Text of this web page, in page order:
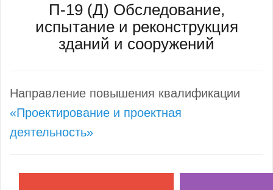
П-19 (Д) Обследование,
испытание и реконструкция
зданий и сооружений
Направление повышения квалификации
«Проектирование и проектная
деятельность»